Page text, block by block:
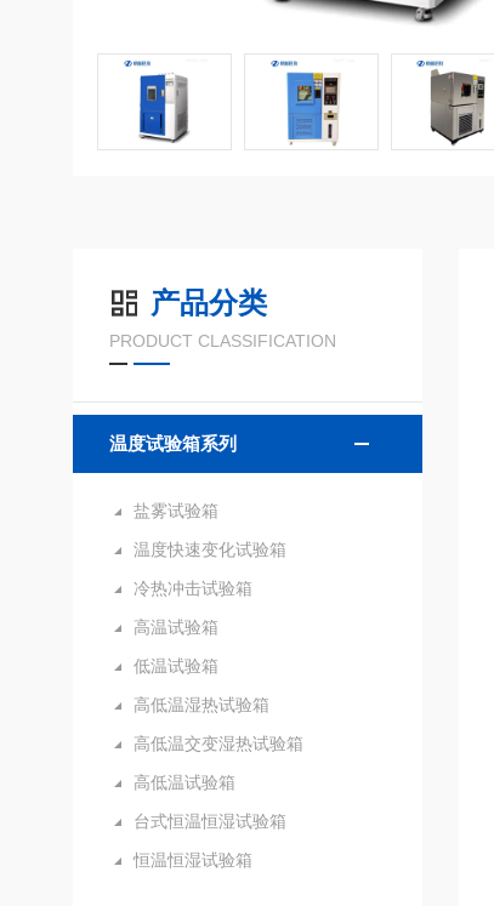
产品分类
PRODUCT CLASSIFICATION
温度试验箱系列
盐雾试验箱
温度快速变化试验箱
冷热冲击试验箱
高温试验箱
低温试验箱
高低温湿热试验箱
高低温交变湿热试验箱
高低温试验箱
台式恒温恒湿试验箱
恒温恒湿试验箱